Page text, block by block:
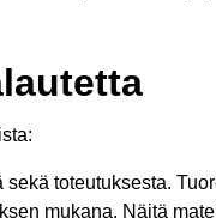
toteutuksesta.
mukana. Näitä